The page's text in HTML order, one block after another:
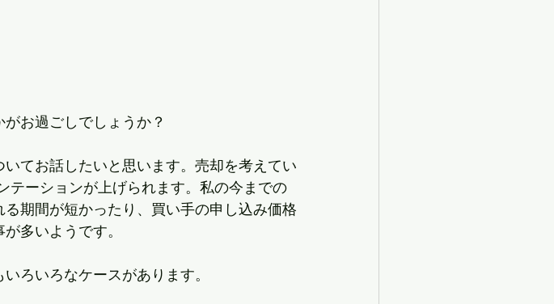
お過ごしでしょうか？
てお話したいと思います。売却を考えてい
テーションが上げられます。私の今までの
期間が短かったり、買い手の申し込み価格
多いようです。
ろいろなケースがあります。